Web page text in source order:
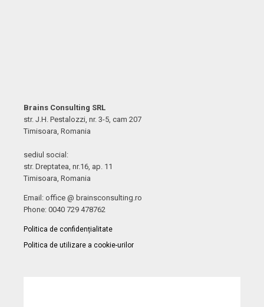
Brains Consulting SRL
str. J.H. Pestalozzi, nr. 3-5, cam 207
Timisoara, Romania
sediul social:
str. Dreptatea, nr.16, ap. 11
Timisoara, Romania
Email: office @ brainsconsulting.ro
Phone: 0040 729 478762
Politica de confidențialitate
Politica de utilizare a cookie-urilor